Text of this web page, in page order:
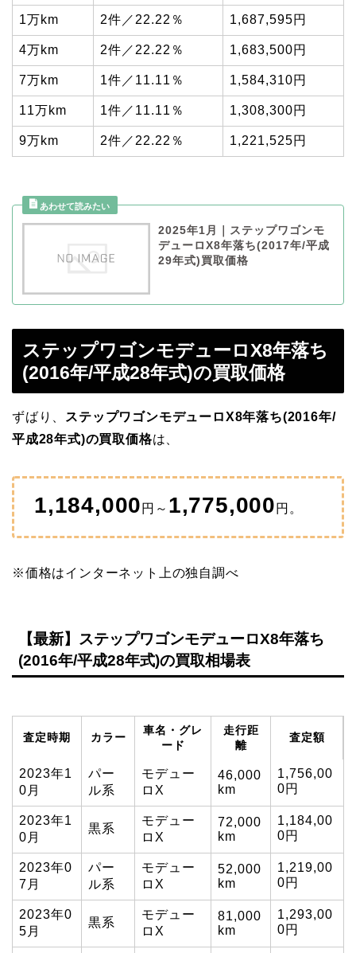
1万km 2件／22.22％ 1,687,595円
4万km 2件／22.22％ 1,683,500円
7万km 1件／11.11％ 1,584,310円
11万km 1件／11.11％ 1,308,300円
9万km 2件／22.22％ 1,221,525円
2025年1月｜ステップワゴンモ
デューロX8年落ち(2017年/平成
29年式)買取価格
ステップワゴンモデューロX8年落ち
(2016年/平成28年式)の買取価格
ずばり、 ステップワゴンモデューロX8年落ち(2016年/
平成28年式)の買取価格は、
1,184,000 円～ 1,775,000 円。
※価格はインターネット上の独自調べ
【最新】ステップワゴンモデューロX8年落ち
(2016年/平成28年式)の買取相場表
査定時期 カラー
車名・グレ
ード
走行距
離
査定額
2023年1
0月
パー
ル系
モデュー
ロX
46,000
km
1,756,00
0円
2023年1
0月
黒系
モデュー
ロX
72,000
km
1,184,00
0円
2023年0
7月
パー
ル系
モデュー
ロX
52,000
km
1,219,00
0円
2023年0
5月
黒系
モデュー
ロX
81,000
km
1,293,00
0円